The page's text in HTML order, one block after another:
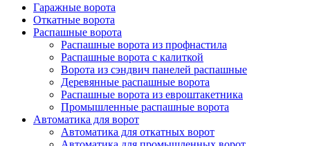
Гаражные ворота
Откатные ворота
Распашные ворота
Распашные ворота из профнастила
Распашные ворота с калиткой
Ворота из сэндвич панелей распашные
Деревянные распашные ворота
Распашные ворота из евроштакетника
Промышленные распашные ворота
Автоматика для ворот
Автоматика для откатных ворот